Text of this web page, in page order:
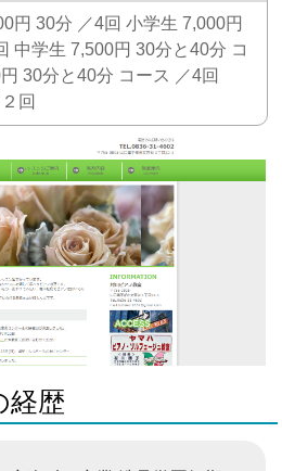
円 30分 ／4回 小学生 7,000円
中学生 7,500円 30分と40分 コ
30分と40分 コース ／4回
回
経歴